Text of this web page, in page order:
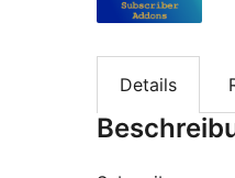
Details